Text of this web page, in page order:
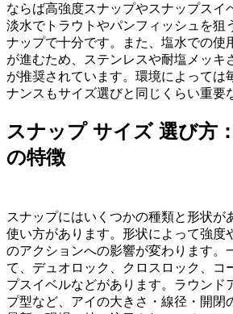
ならば高強度スナップやスナップスイ
淡水でトラウトやパンフィッシュを狙
ナップで十分です。また、塩水での使
が進むため、ステンレスや耐塩メッキ
が推奨されています。環境によっては
ナンスもサイズ選びと同じくらい重要
スナップ サイズ 選び方
の特徴
スナップにはいくつかの種類と形状が
使い方があります。形状によって強度
のアクションへの影響が変わります。
て、デュオロック、クロスロック、コ
プスイベルなどがあります。ラウンド
プ型など、アイの大きさ・線径・開閉